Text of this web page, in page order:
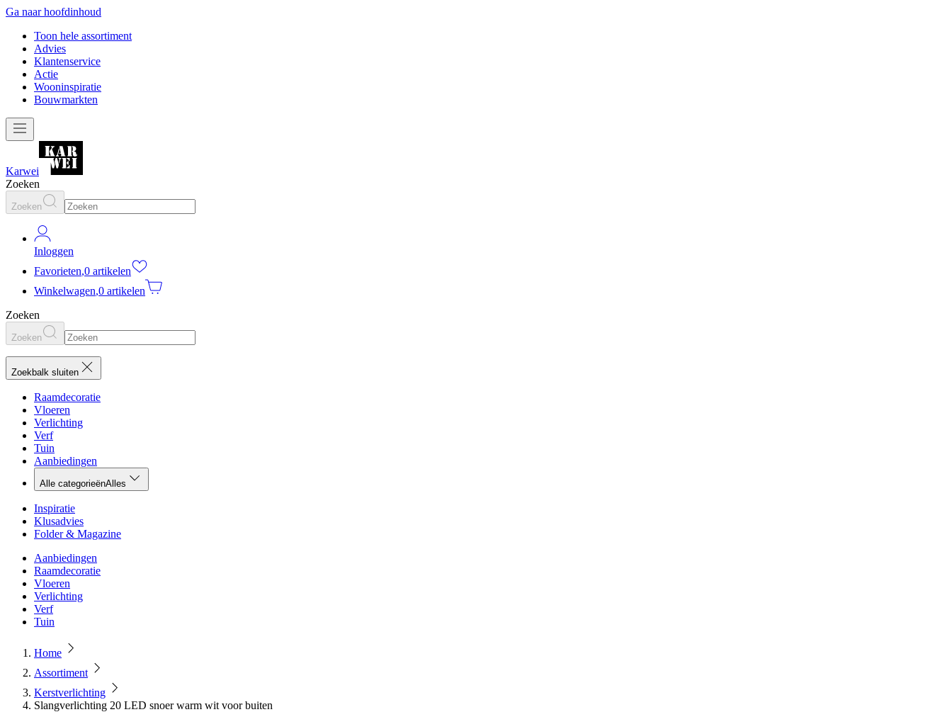
Ga naar hoofdinhoud
Toon hele assortiment
Advies
Klantenservice
Actie
Wooninspiratie
Bouwmarkten
Karwei
Zoeken
Zoeken
Inloggen
Favorieten,0 artikelen
Winkelwagen,0 artikelen
Zoeken
Zoeken
Zoekbalk sluiten
Raamdecoratie
Vloeren
Verlichting
Verf
Tuin
Aanbiedingen
Alle categorieënAlles
Inspiratie
Klusadvies
Folder & Magazine
Aanbiedingen
Raamdecoratie
Vloeren
Verlichting
Verf
Tuin
Home
Assortiment
Kerstverlichting
Slangverlichting 20 LED snoer warm wit voor buiten